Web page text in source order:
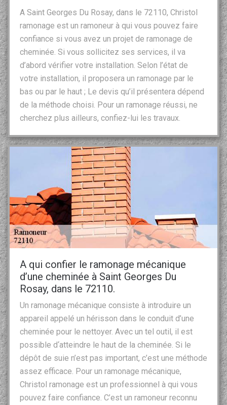
A Saint Georges Du Rosay, dans le 72110, Christol
ramonage est un ramoneur à qui vous pouvez faire
confiance si vous avez un projet de ramonage de
cheminée. Si vous sollicitez ses services, il va
d’abord vérifier votre installation. Selon l’état de
votre installation, il proposera un ramonage par le
bas ou par le haut ; Le devis qu’il présentera dépend
de la méthode choisi. Pour un ramonage réussi, ne
cherchez plus ailleurs, confiez-lui les travaux.
A qui confier le ramonage mécanique
d’une cheminée à Saint Georges Du
Rosay, dans le 72110.
Un ramonage mécanique consiste à introduire un
appareil appelé un hérisson dans le conduit d’une
cheminée pour le nettoyer. Avec un tel outil, il est
possible d‘atteindre le haut de la cheminée. Si le
dépôt de suie n’est pas important, c’est une méthode
assez efficace. Pour un ramonage mécanique,
Christol ramonage est un professionnel à qui vous
pouvez faire confiance. C’est un ramoneur reconnu